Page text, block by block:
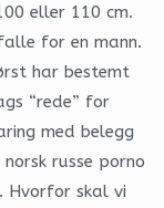
eller 110 cm.
for en mann.
har bestemt
“rede” for
med belegg
russe porno
Hvorfor skal vi